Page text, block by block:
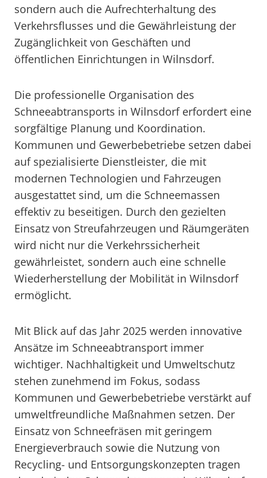
sondern auch die Aufrechterhaltung des
Verkehrsflusses und die Gewährleistung der
Zugänglichkeit von Geschäften und
öffentlichen Einrichtungen in Wilnsdorf.
Die professionelle Organisation des
Schneeabtransports in Wilnsdorf erfordert eine
sorgfältige Planung und Koordination.
Kommunen und Gewerbebetriebe setzen dabei
auf spezialisierte Dienstleister, die mit
modernen Technologien und Fahrzeugen
ausgestattet sind, um die Schneemassen
effektiv zu beseitigen. Durch den gezielten
Einsatz von Streufahrzeugen und Räumgeräten
wird nicht nur die Verkehrssicherheit
gewährleistet, sondern auch eine schnelle
Wiederherstellung der Mobilität in Wilnsdorf
ermöglicht.
Mit Blick auf das Jahr 2025 werden innovative
Ansätze im Schneeabtransport immer
wichtiger. Nachhaltigkeit und Umweltschutz
stehen zunehmend im Fokus, sodass
Kommunen und Gewerbebetriebe verstärkt auf
umweltfreundliche Maßnahmen setzen. Der
Einsatz von Schneefräsen mit geringem
Energieverbrauch sowie die Nutzung von
Recycling- und Entsorgungskonzepten tragen